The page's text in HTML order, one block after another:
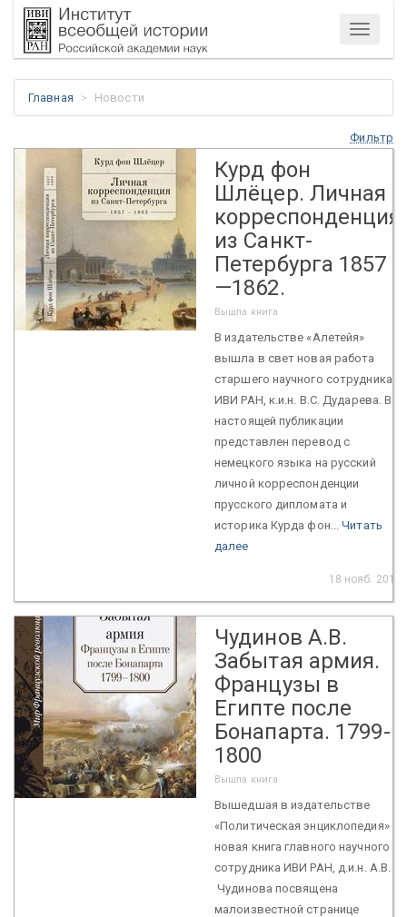
Меню
Главная Новости
Фильтр
Курд фон
Шлёцер. Личная
корреспонденция
из Санкт-
Петербурга 1857
—1862.
Вышла книга
В издательстве «Алетейя»
вышла в свет новая работа
старшего научного сотрудника
ИВИ РАН, к.и.н. В.С. Дударева. В
настоящей публикации
представлен перевод с
немецкого языка на русский
личной корреспонденции
прусского дипломата и
историка Курда фон...Читать
далее
18 нояб. 2019
Чудинов А.В.
Забытая армия.
Французы в
Египте после
Бонапарта. 1799-
1800
Вышла книга
Вышедшая в издательстве
«Политическая энциклопедия»
новая книга главного научного
сотрудника ИВИ РАН, д.и.н. А.В.
Чудинова посвящена
малоизвестной странице